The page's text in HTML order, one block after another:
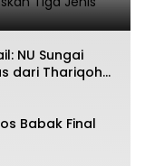
NU Sungai
dari Thariqoh
Babak Final